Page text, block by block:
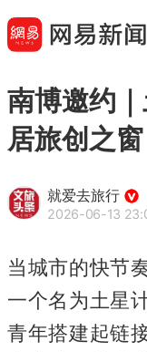
南博邀约
居旅创之窗
就爱去旅行
2026-06-13
当城市的快节
一个名为土星
青年搭建起链